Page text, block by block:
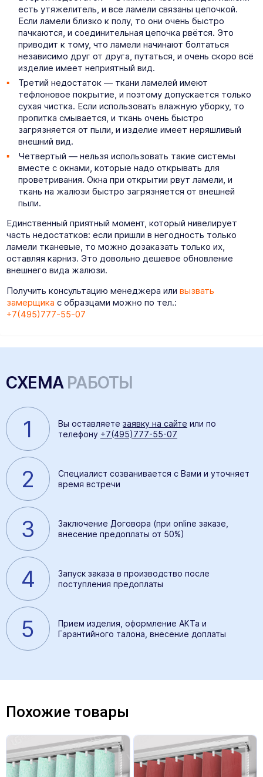
есть утяжелитель, и все ламели связаны цепочкой.
Если ламели близко к полу, то они очень быстро
пачкаются, и соединительная цепочка рвётся. Это
приводит к тому, что ламели начинают болтаться
независимо друг от друга, путаться, и очень скоро всё
изделие имеет неприятный вид.
Третий недостаток — ткани ламелей имеют
тефлоновое покрытие, и поэтому допускается только
сухая чистка. Если использовать влажную уборку, то
пропитка смывается, и ткань очень быстро
загрязняется от пыли, и изделие имеет неряшливый
внешний вид.
Четвертый — нельзя использовать такие системы
вместе с окнами, которые надо открывать для
проветривания. Окна при открытии рвут ламели, и
ткань на жалюзи быстро загрязняется от внешней
пыли.
Единственный приятный момент, который нивелирует
часть недостатков: если пришли в негодность только
ламели тканевые, то можно дозаказать только их,
оставляя карниз. Это довольно дешевое обновление
внешнего вида жалюзи.
Получить консультацию менеджера или вызвать
замерщика с образцами можно по тел.:
+7(495)777-55-07
СХЕМАРАБОТЫ
1 Вы оставляете заявку на сайте или по
телефону +7(495)777-55-07
2
Специалист созванивается с Вами и уточняет
время встречи
3
Заключение Договора (при online заказе,
внесение предоплаты от 50%)
4
Запуск заказа в производство после
поступления предоплаты
5
Прием изделия, оформление АКТа и
Гарантийного талона, внесение доплаты
Похожие товары